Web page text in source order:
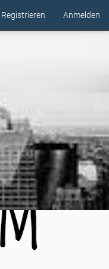
Registrieren Anmelden